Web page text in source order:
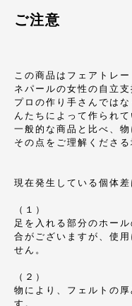
ご注意
この商品はフェアトレー
ネパールの女性の自立
プロの作り手さんでは
んたちによって作られて
一般的な商品と比べ、
その点をご理解くださ
現在発生している個体差
（１）
足を入れる部分のホー
合がございますが、使
せん。
（２）
物により、フェルトの
す。